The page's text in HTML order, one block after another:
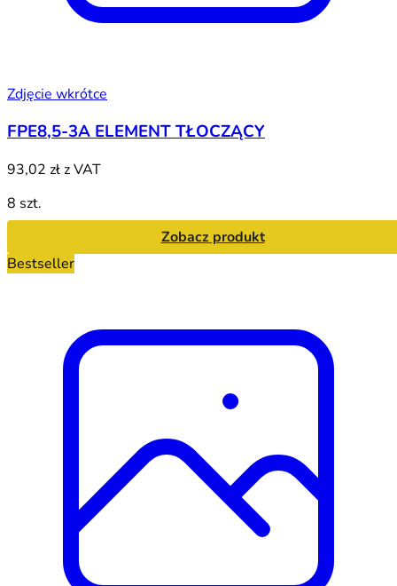
Zdjęcie wkrótce
FPE8,5-3A ELEMENT TŁOCZĄCY
93,02 złz VAT
8 szt.
Zobacz produkt
Bestseller